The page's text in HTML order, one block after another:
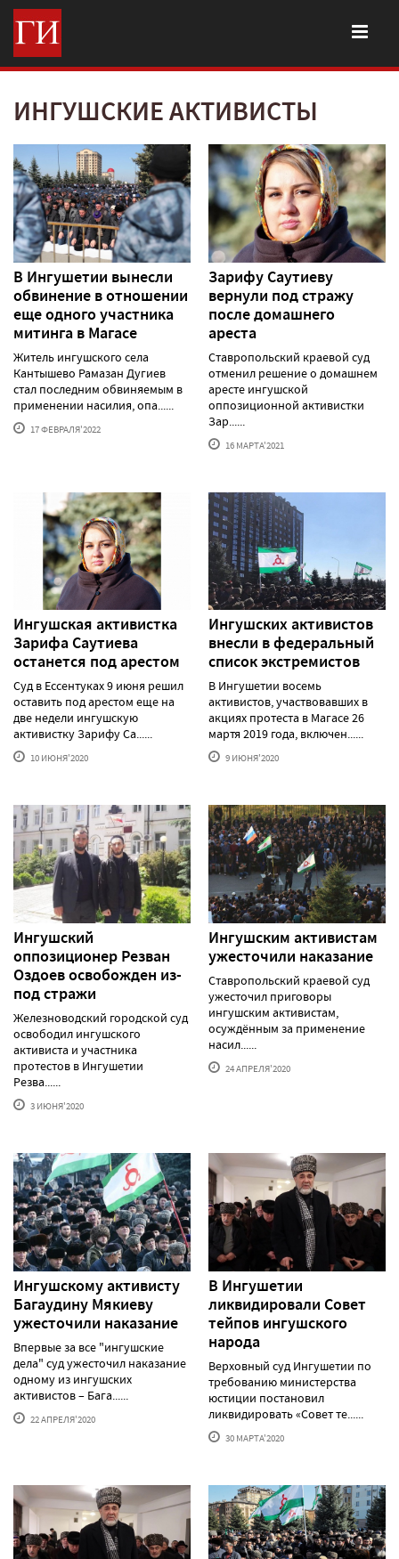
ИНГУШСКИЕ АКТИВИСТЫ
В Ингушетии вынесли
обвинение в отношении
еще одного участника
митинга в Магасе
Житель ингушского села
Кантышево Рамазан Дугиев
стал последним обвиняемым в
применении насилия, опа......
17 ФЕВРАЛЯ'2022
Зарифу Саутиеву
вернули под стражу
после домашнего
ареста
Ставропольский краевой суд
отменил решение о домашнем
аресте ингушской
оппозиционной активистки
Зар......
16 МАРТА'2021
Ингушская активистка
Зарифа Саутиева
останется под арестом
Суд в Ессентуках 9 июня решил
оставить под арестом еще на
две недели ингушскую
активистку Зарифу Са......
10 ИЮНЯ'2020
Ингушских активистов
внесли в федеральный
список экстремистов
В Ингушетии восемь
активистов, участвовавших в
акциях протеста в Магасе 26
мартя 2019 года, включен......
9 ИЮНЯ'2020
Ингушский
оппозиционер Резван
Оздоев освобожден из-
под стражи
Железноводский городской суд
освободил ингушского
активиста и участника
протестов в Ингушетии
Резва......
3 ИЮНЯ'2020
Ингушским активистам
ужесточили наказание
Ставропольский краевой суд
ужесточил приговоры
ингушским активистам,
осуждённым за применение
насил......
24 АПРЕЛЯ'2020
Ингушскому активисту
Багаудину Мякиеву
ужесточили наказание
Впервые за все "ингушские
дела" суд ужесточил наказание
одному из ингушских
активистов – Бага......
22 АПРЕЛЯ'2020
В Ингушетии
ликвидировали Совет
тейпов ингушского
народа
Верховный суд Ингушетии по
требованию министерства
юстиции постановил
ликвидировать «Совет те......
30 МАРТА'2020